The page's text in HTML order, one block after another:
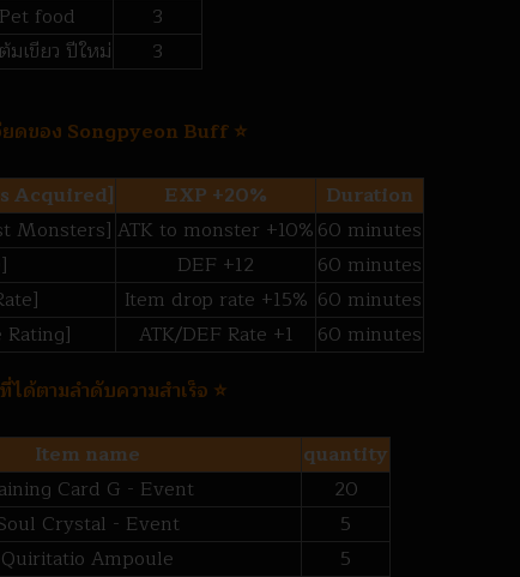
Pet food
3
มเขียว ปีใหม่
3
อียดของ Songpyeon Buff ⭐️
Acquired] EXP +20%
Duration
Monsters] ATK to monster +10%60 minutes
DEF +12
60 minutes
Item drop rate +15% 60 minutes
ATK/DEF Rate +1
60 minutes
ที่ได้ตามลำดับความสำเร็จ ⭐️
Item name
quantity
Card G - Event
20
Crystal - Event
5
Quiritatio Ampoule
5